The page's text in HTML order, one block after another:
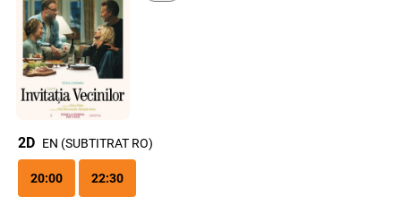
2D EN (SUBTITRAT RO)
20:00 22:30